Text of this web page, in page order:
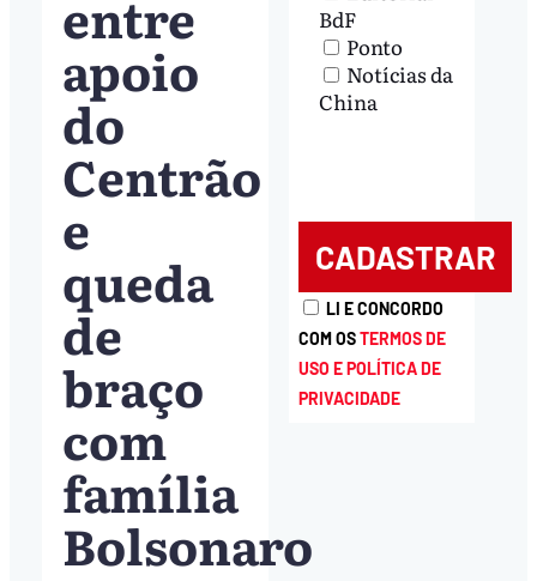
entre
apoio
do
Centrão
e
queda
de
braço
com
família
Bolsonaro
BdF
Ponto
Notícias da
China
LI E CONCORDO
COM OSTERMOS DE
USO E POLÍTICA DE
PRIVACIDADE